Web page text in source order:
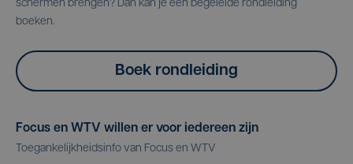
schermen brengen? Dan kan je een begeleide rondleiding
boeken.
Boek rondleiding
Focus en WTV willen er voor iedereen zijn
Toegankelijkheidsinfo van Focus en WTV